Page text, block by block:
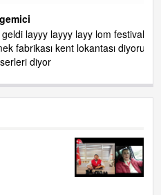
festivalleri başladı biz halk
diyoruz ağacum yaz